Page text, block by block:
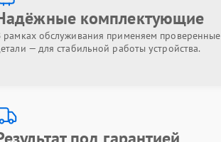
комплектующие
рамках обслуживания применяем проверенные
— для стабильной работы устройства.